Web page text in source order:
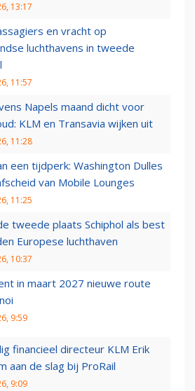
13:17
en vracht op
luchthavens in tweede
11:57
Napels maand dicht voor
KLM en Transavia wijken uit
11:28
een tijdperk: Washington Dulles
van Mobile Lounges
11:25
tweede plaats Schiphol als best
Europese luchthaven
10:37
in maart 2027 nieuwe route
9:59
financieel directeur KLM Erik
aan de slag bij ProRail
9:09